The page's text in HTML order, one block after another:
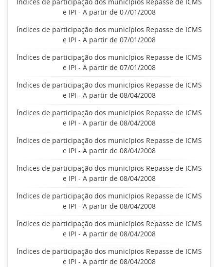
e IPI - A partir de 07/01/2008
Índices de participação dos municípios Repasse de ICMS
e IPI - A partir de 07/01/2008
Índices de participação dos municípios Repasse de ICMS
e IPI - A partir de 07/01/2008
Índices de participação dos municípios Repasse de ICMS
e IPI - A partir de 08/04/2008
Índices de participação dos municípios Repasse de ICMS
e IPI - A partir de 08/04/2008
Índices de participação dos municípios Repasse de ICMS
e IPI - A partir de 08/04/2008
Índices de participação dos municípios Repasse de ICMS
e IPI - A partir de 08/04/2008
Índices de participação dos municípios Repasse de ICMS
e IPI - A partir de 08/04/2008
Índices de participação dos municípios Repasse de ICMS
e IPI - A partir de 08/04/2008
Índices de participação dos municípios Repasse de ICMS
e IPI - A partir de 08/04/2008